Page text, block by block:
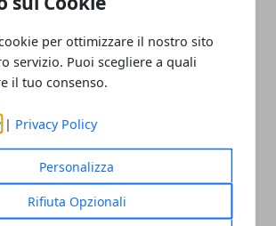
per ottimizzare il nostro sito
servizio. Puoi scegliere a quali
il tuo consenso.
| Privacy Policy
Personalizza
Rifiuta Opzionali